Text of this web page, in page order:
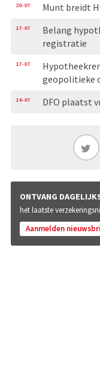
20-07 Munt breidt
17-07
Belang
registratie
17-07
geopolitieke
14-07 DFO plaatst
ONTVANG
het laatste
Aanmelden